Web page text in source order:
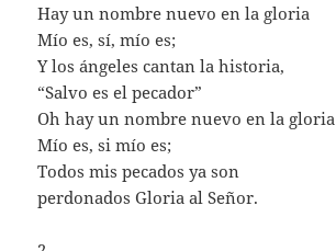
Hay un nombre nuevo en la gloria
Mío es, sí, mío es;
Y los ángeles cantan la historia,
“Salvo es el pecador”
Oh hay un nombre nuevo en la gloria
Mío es, si mío es;
Todos mis pecados ya son
perdonados Gloria al Señor.